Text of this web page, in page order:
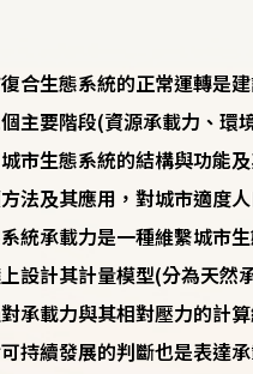
合生態系統的正常運轉是
主要階段(資源承載力、
市生態系統的結構與功能
法及其應用，對城市適度
統承載力是一種維繫城市
計其計量模型(分為天然
承載力與其相對壓力的計
持續發展的判斷也是表達